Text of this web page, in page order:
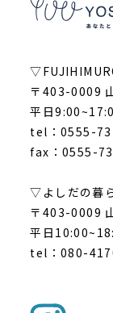
〒403-0009
平日
tel：0555-
fax：0555-
▽よしだの暮
〒403-0009
平日
tel：080-